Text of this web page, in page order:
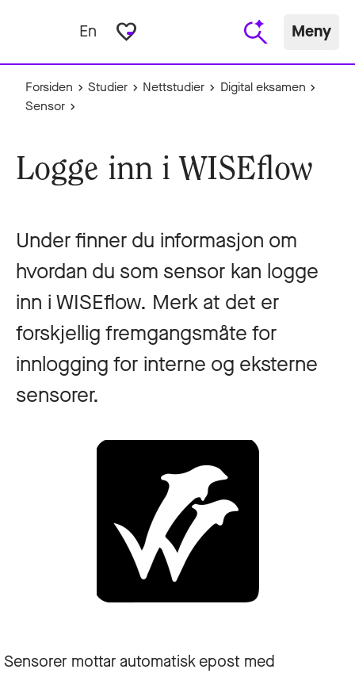
En favorite_border Meny
Forsiden Studier Nettstudier
Digital eksamen
Sensor
Logge inn i WISEflow
Under finner du informasjon om
hvordan du som sensor kan logge
inn i WISEflow. Merk at det er
forskjellig fremgangsmåte for
innlogging for interne og eksterne
sensorer.
Sensorer mottar automatisk epost med